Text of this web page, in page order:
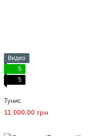
Видео
5
5
Тунис
11 000.00 грн